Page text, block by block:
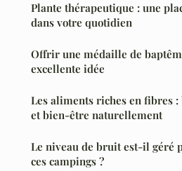
Plante thérapeutique : une
dans votre quotidien
Offrir une médaille de
excellente idée
Les aliments riches en fibres :
et bien-être naturellement
Le niveau de bruit est-il géré
ces campings ?